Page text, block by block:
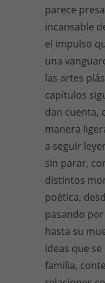
parece
incansable
el impulso
una
las artes
capítulos
dan cuenta,
manera
a seguir
sin parar,
distintos
poética,
pasando por
hasta su
ideas que
familia,